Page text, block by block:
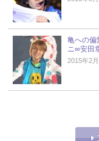
亀への
ニ∞安田
2015年2